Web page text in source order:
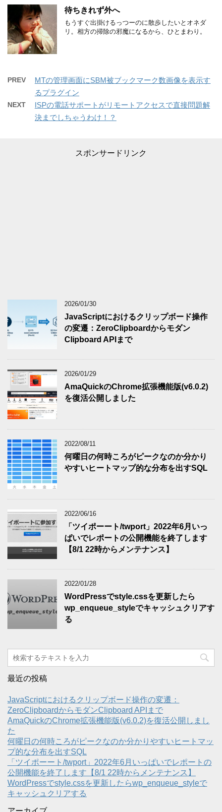
待ちきれず外へ
もうすぐ出掛けるっつーのに散歩したいとオネダ
リ。相方の掃除の邪魔になるから、ひとまわり。
PREV
MTの管理画面にSBM被ブックマーク数画像を表示す
るプラグイン
NEXT
ISPの電話サポートがリモートアクセスで直接問題解
決までしちゃうわけ！？
スポンサードリンク
2026/01/30
JavaScriptにおけるクリップボード操作
の変遷：ZeroClipboardからモダン
Clipboard APIまで
2026/01/29
AmaQuickのChrome拡張機能版(v6.0.2)
を復活公開しました
2022/08/11
何曜日の何時ころがピークなのか分かり
やすいヒートマップ的な分布を出すSQL
2022/06/16
「ツイポーート/twport」2022年6月いっ
ぱいでレポートの公開機能を終了します
【8/1 22時からメンテナンス】
2022/01/28
WordPressでstyle.cssを更新したら
wp_enqueue_styleでキャッシュクリアす
る
最近の投稿
JavaScriptにおけるクリップボード操作の変遷：
ZeroClipboardからモダンClipboard APIまで
AmaQuickのChrome拡張機能版(v6.0.2)を復活公開しまし
た
何曜日の何時ころがピークなのか分かりやすいヒートマッ
プ的な分布を出すSQL
「ツイポーート/twport」2022年6月いっぱいでレポートの
公開機能を終了します【8/1 22時からメンテナンス】
WordPressでstyle.cssを更新したらwp_enqueue_styleで
キャッシュクリアする